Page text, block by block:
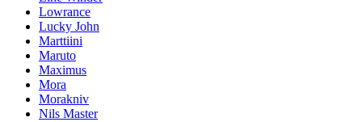
Lowrance
Lucky John
Marttiini
Maruto
Maximus
Mora
Morakniv
Nils Master